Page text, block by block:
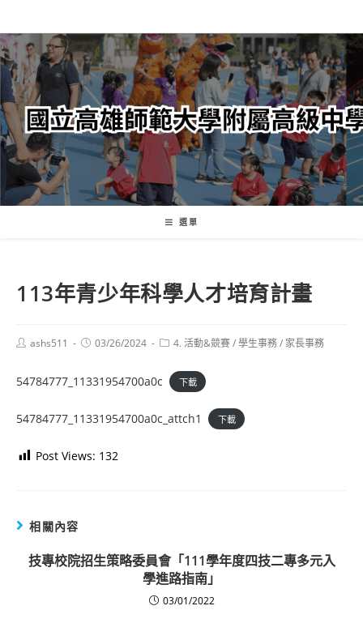
轉
至
主
內
容
選單
113年青少年科學人才培育計畫
Postashs511
Post03/26/2024
Post4. 活動&競賽/學生事務/ 家長事務
54784777_11331954700a0c 下載
54784777_11331954700a0c_attch1 下載
Post Views: 132
相關內容
技專校院招生策略委員會「111學年度四技二專多元入
學進路指南」
03/01/2022